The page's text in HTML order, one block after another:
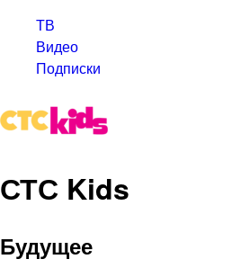
ТВ
Видео
Подписки
СТС Kids
Будущее